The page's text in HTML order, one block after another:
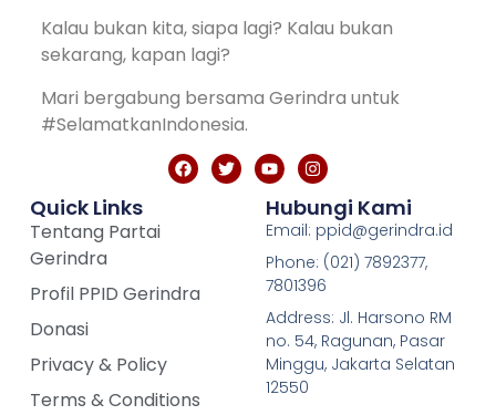
Kalau bukan kita, siapa lagi? Kalau bukan
sekarang, kapan lagi?
Mari bergabung bersama Gerindra untuk
#SelamatkanIndonesia.
Quick Links
Tentang Partai
Gerindra
Profil PPID Gerindra
Donasi
Privacy & Policy
Terms & Conditions
Hubungi Kami
Email: ppid@gerindra.id
Phone: (021) 7892377,
7801396
Address: Jl. Harsono RM
no. 54, Ragunan, Pasar
Minggu, Jakarta Selatan
12550